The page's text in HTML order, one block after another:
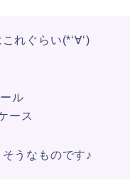
れぐらい(*‘∀‘)
ル
ース
うなものです♪